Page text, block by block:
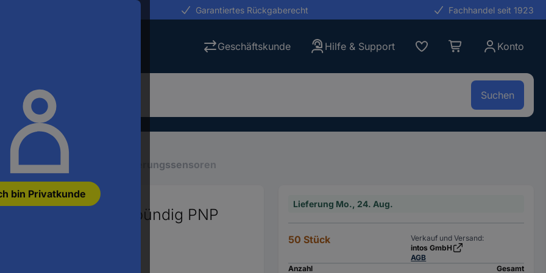
bin Privatkunde
Garantiertes Rückgaberecht Fachhandel seit 1923
Geschäftskunde Hilfe & Support Konto
Suchen
Industriesensoren Näherungssensoren
KD5039 nicht bündig PNP
Lieferung Mo., 24. Aug.
50 Stück
Verkauf und Versand:
intos GmbH
AGB
Anzahl
Gesamt